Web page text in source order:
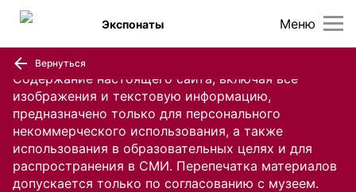
Содержание настоящего сайта, включая все
изображения и текстовую информацию,
предназначено только для персонального
некоммерческого использования, а также
использования в образовательных целях и для
распространения в СМИ. Перепечатка материалов
допускается только по согласованию с музеем.
Меню
Экспонаты
Вернуться